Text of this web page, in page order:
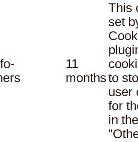
11
months
This
set
to
user
for
in